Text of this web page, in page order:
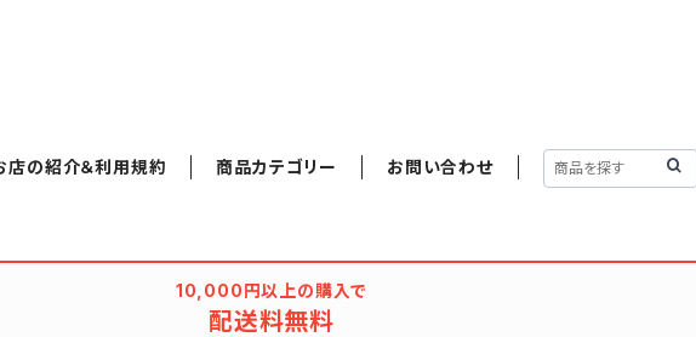
店の紹介＆利用規約 商品カテゴリー お問い合わせ
10,000円以上の購入で
配送料無料